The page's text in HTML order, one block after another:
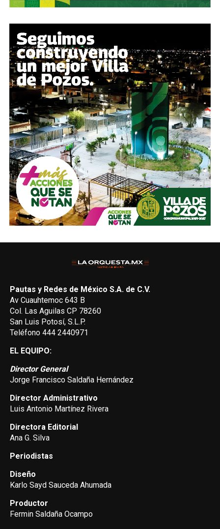
Pautas y Redes de México S.A. de C.V.
Av Cuauhtemoc 643 B
Col. Las Aguilas CP 78260
San Luis Potosí, S.L.P.
Teléfono 444 2440971
EL EQUIPO:
Director General
Jorge Francisco Saldaña Hernández
Director Administrativo
Luis Antonio Martínez Rivera
Directora Editorial
Ana G. Silva
Periodistas
Diseño
Karlo Sayd Sauceda Ahumada
Productor
Fermin Saldaña Ocampo